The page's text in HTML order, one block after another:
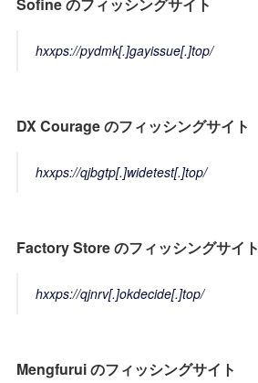
Sofine のフィッシングサイト
hxxps://pydmk[.]gayissue[.]top/
DX Courage のフィッシングサイト
hxxps://qjbgtp[.]widetest[.]top/
Factory Store のフィッシングサイト
hxxps://qjnrv[.]okdecide[.]top/
Mengfurui のフィッシングサイト